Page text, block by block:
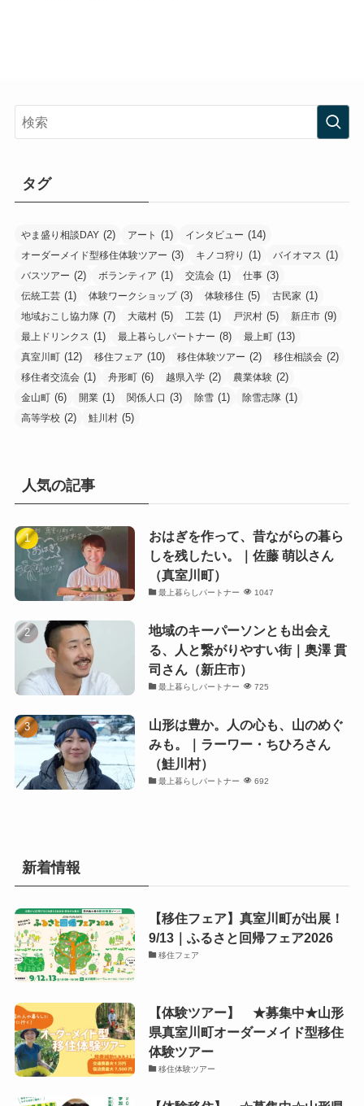
タグ
やま盛り相談DAY (2) アート (1) インタビュー (14)
オーダーメイド型移住体験ツアー (3) キノコ狩り (1) バイオマス (1)
バスツアー (2) ボランティア (1) 交流会 (1) 仕事 (3)
伝統工芸 (1) 体験ワークショップ(3) 体験移住 (5) 古民家 (1)
地域おこし協力隊 (7) 大蔵村 (5) 工芸 (1) 戸沢村 (5) 新庄市 (9)
最上ドリンクス (1) 最上暮らしパートナー (8) 最上町 (13)
真室川町 (12) 移住フェア (10) 移住体験ツアー (2) 移住相談会 (2)
移住者交流会 (1) 舟形町 (6) 越県入学 (2) 農業体験 (2)
金山町 (6) 開業 (1) 関係人口 (3) 除雪 (1) 除雪志隊 (1)
高等学校 (2) 鮭川村 (5)
人気の記事
おはぎを作って、昔ながらの暮ら
しを残したい。｜佐藤 萌以さん
（真室川町）
最上暮らしパートナー 1047
地域のキーパーソンとも出会え
る、人と繋がりやすい街｜奥澤 貫
司さん（新庄市）
最上暮らしパートナー 725
山形は豊か。人の心も、山のめぐ
みも。｜ラーワー・ちひろさん
（鮭川村）
最上暮らしパートナー 692
新着情報
【移住フェア】真室川町が出展！
9/13｜ふるさと回帰フェア2026
移住フェア
【体験ツアー】 ★募集中★山形
県真室川町オーダーメイド型移住
体験ツアー
移住体験ツアー